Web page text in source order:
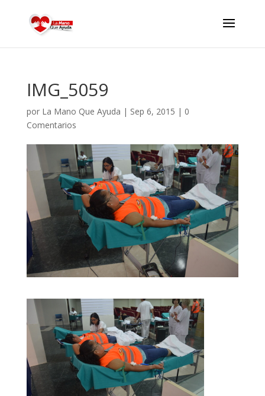
IMG_5059
por La Mano Que Ayuda | Sep 6, 2015 | 0
Comentarios